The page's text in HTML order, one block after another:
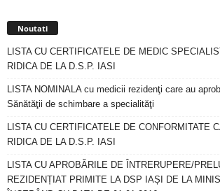
Noutati
LISTA CU CERTIFICATELE DE MEDIC
RIDICA DE LA D.S.P. IASI
LISTA NOMINALA cu medicii rezidenţi care au
Sănătăţii de schimbare a specialităţi
LISTA CU CERTIFICATELE DE CONFORMITATE
RIDICA DE LA D.S.P. IASI
LISTA CU APROBĂRILE DE ÎNTRERUPERE/
REZIDENȚIAT PRIMITE LA DSP IAȘI DE LA